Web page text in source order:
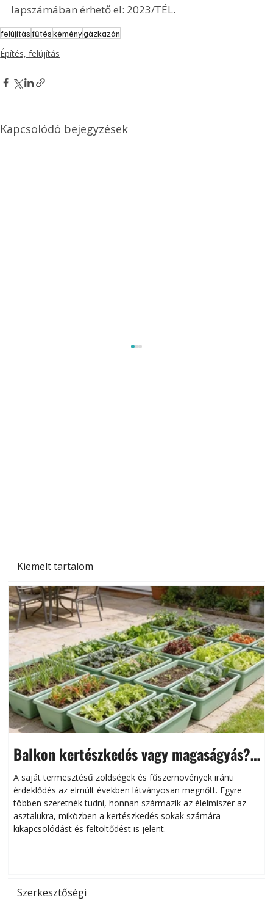
Kiemelt tartalom
Balkon kertészkedés vagy magaságyás?
Helytakarékos kertészkedés
A saját termesztésű zöldségek és fűszernövények iránti
érdeklődés az elmúlt években látványosan megnőtt. Egyre
többen szeretnék tudni, honnan származik az élelmiszer az
asztalukra, miközben a kertészkedés sokak számára
kikapcsolódást és feltöltődést is jelent.
Szerkesztőségi
lapszámában érhető el: 2023/TÉL.
felújításfűtéskéménygázkazán
Építés, felújítás
Kapcsolódó bejegyzések